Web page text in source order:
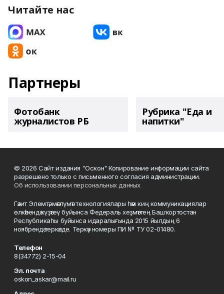
Читайте нас
Партнеры
Фотобанк
журналистов РБ
Рубрика "Еда и
напитки"
© 2026 Сайт издания "Оскон" Копирование информации сайта
разрешено только с письменного согласия администрации.
Об использовании персональных данных
Гәзит Элемтә, мәғлүмәт технологиялары һәм киң коммуникациялар
өлкәһендә күҙәтеү буйынса Федераль хеҙмәттең Башҡортостан
Республикаһы буйынса идаралығында 2015 йылдың 6
ноябрендә теркәлде. Теркәү номеры ПИ № ТУ 02-01480.
Телефон
8(34772) 2-15-04
Эл. почта
oskon_askar@mail.ru